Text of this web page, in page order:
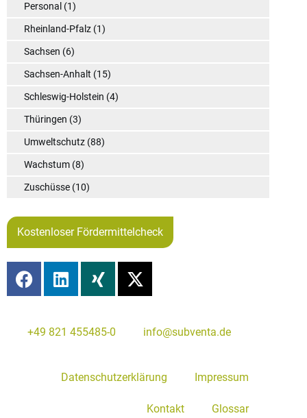
Personal (1)
Rheinland-Pfalz (1)
Sachsen (6)
Sachsen-Anhalt (15)
Schleswig-Holstein (4)
Thüringen (3)
Umweltschutz (88)
Wachstum (8)
Zuschüsse (10)
Kostenloser Fördermittelcheck
+49 821 455485-0 info@subventa.de
Datenschutzerklärung Impressum
Kontakt Glossar